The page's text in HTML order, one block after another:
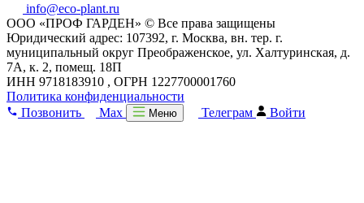
info@eco-plant.ru
ООО «ПРОФ ГАРДЕН» © Все права защищены
Юридический адрес: 107392, г. Москва, вн. тер. г.
муниципальный округ Преображенское, ул. Халтуринская, д.
7А, к. 2, помещ. 18П
ИНН 9718183910 , ОГРН 1227700001760
Политика конфиденциальности
Позвонить
Max Меню Телеграм Войти